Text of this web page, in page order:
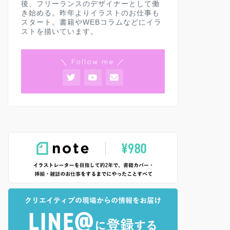
後、フリーランスのデザイナーとして働
き始める。昨年よりイラストのお仕事も
スタート。書籍やWEBコラムなどにイラ
ストを描いています。
＼ Follow me ／